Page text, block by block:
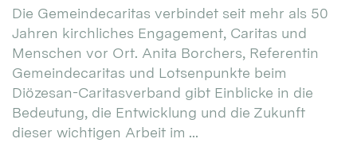
Die Gemeindecaritas verbindet seit mehr als 50
Jahren kirchliches Engagement, Caritas und
Menschen vor Ort. Anita Borchers, Referentin
Gemeindecaritas und Lotsenpunkte beim
Diözesan-Caritasverband gibt Einblicke in die
Bedeutung, die Entwicklung und die Zukunft
dieser wichtigen Arbeit im ...